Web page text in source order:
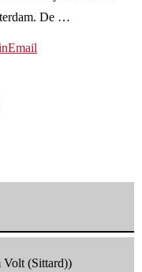
De …
Email
Volt (Sittard))